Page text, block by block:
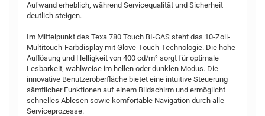
Aufwand erheblich, während Servicequalität und Sicherheit
deutlich steigen.
Im Mittelpunkt des Texa 780 Touch BI-GAS steht das 10-Zoll-
Multitouch-Farbdisplay mit Glove-Touch-Technologie. Die hohe
Auflösung und Helligkeit von 400 cd/m² sorgt für optimale
Lesbarkeit, wahlweise im hellen oder dunklen Modus. Die
innovative Benutzeroberfläche bietet eine intuitive Steuerung
sämtlicher Funktionen auf einem Bildschirm und ermöglicht
schnelles Ablesen sowie komfortable Navigation durch alle
Serviceprozesse.